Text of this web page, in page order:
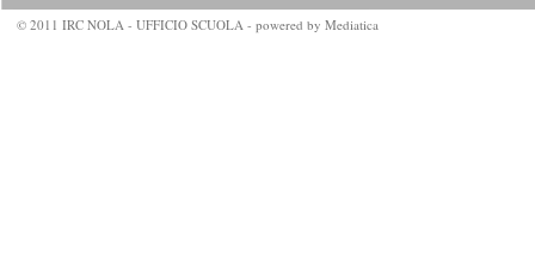
© 2011 IRC NOLA - UFFICIO SCUOLA - powered by Mediatica